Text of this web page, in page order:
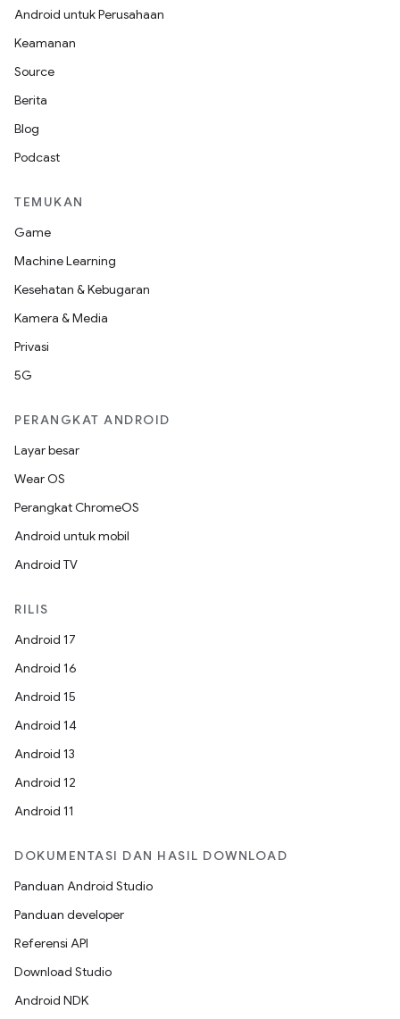
Android untuk Perusahaan
Keamanan
Source
Berita
Blog
Podcast
TEMUKAN
Game
Machine Learning
Kesehatan & Kebugaran
Kamera & Media
Privasi
5G
PERANGKAT ANDROID
Layar besar
Wear OS
Perangkat ChromeOS
Android untuk mobil
Android TV
RILIS
Android 17
Android 16
Android 15
Android 14
Android 13
Android 12
Android 11
DOKUMENTASI DAN HASIL DOWNLOAD
Panduan Android Studio
Panduan developer
Referensi API
Download Studio
Android NDK